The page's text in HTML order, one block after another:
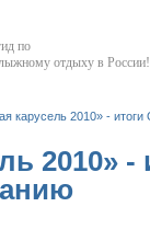
по
отдыху в России!
карусель 2010» -
2010»